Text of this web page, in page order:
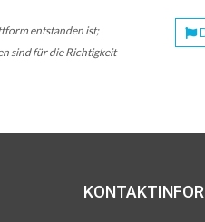
entstanden ist;
sind für die Richtigkeit